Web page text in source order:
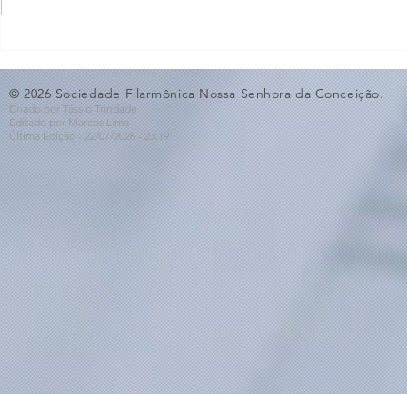
🎵🎶
ao Dia dos
© 2026 Sociedade Filarmônica Nossa Senhora da Conceição.
Criado por Tássio Trindade
Editado por Marcos Lima
Última Edição - 22/07/2026 - 23:19